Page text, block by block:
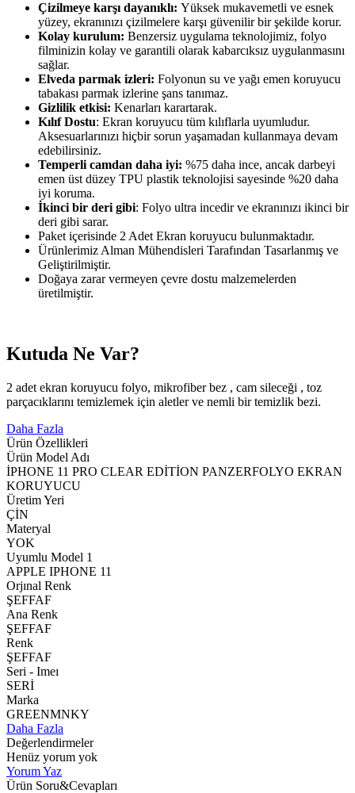
Çizilmeye karşı dayanıklı: Yüksek mukavemetli ve esnek
yüzey, ekranınızı çizilmelere karşı güvenilir bir şekilde korur.
Kolay kurulum: Benzersiz uygulama teknolojimiz, folyo
filminizin kolay ve garantili olarak kabarcıksız uygulanmasını
sağlar.
Elveda parmak izleri: Folyonun su ve yağı emen koruyucu
tabakası parmak izlerine şans tanımaz.
Gizlilik etkisi: Kenarları karartarak.
Kılıf Dostu: Ekran koruyucu tüm kılıflarla uyumludur.
Aksesuarlarınızı hiçbir sorun yaşamadan kullanmaya devam
edebilirsiniz.
Temperli camdan daha iyi: %75 daha ince, ancak darbeyi
emen üst düzey TPU plastik teknolojisi sayesinde %20 daha
iyi koruma.
İkinci bir deri gibi: Folyo ultra incedir ve ekranınızı ikinci bir
deri gibi sarar.
Paket içerisinde 2 Adet Ekran koruyucu bulunmaktadır.
Ürünlerimiz Alman Mühendisleri Tarafından Tasarlanmış ve
Geliştirilmiştir.
Doğaya zarar vermeyen çevre dostu malzemelerden
üretilmiştir.
Kutuda Ne Var?
2 adet ekran koruyucu folyo, mikrofiber bez , cam sileceği , toz
parçacıklarını temizlemek için aletler ve nemli bir temizlik bezi.
Daha Fazla
Ürün Özellikleri
Ürün Model Adı
İPHONE 11 PRO CLEAR EDİTİON PANZERFOLYO EKRAN
KORUYUCU
Üretim Yeri
ÇİN
Materyal
YOK
Uyumlu Model 1
APPLE IPHONE 11
Orjınal Renk
ŞEFFAF
Ana Renk
ŞEFFAF
Renk
ŞEFFAF
Seri - Imeı
SERİ
Marka
GREENMNKY
Daha Fazla
Değerlendirmeler
Henüz yorum yok
Yorum Yaz
Ürün Soru&Cevapları